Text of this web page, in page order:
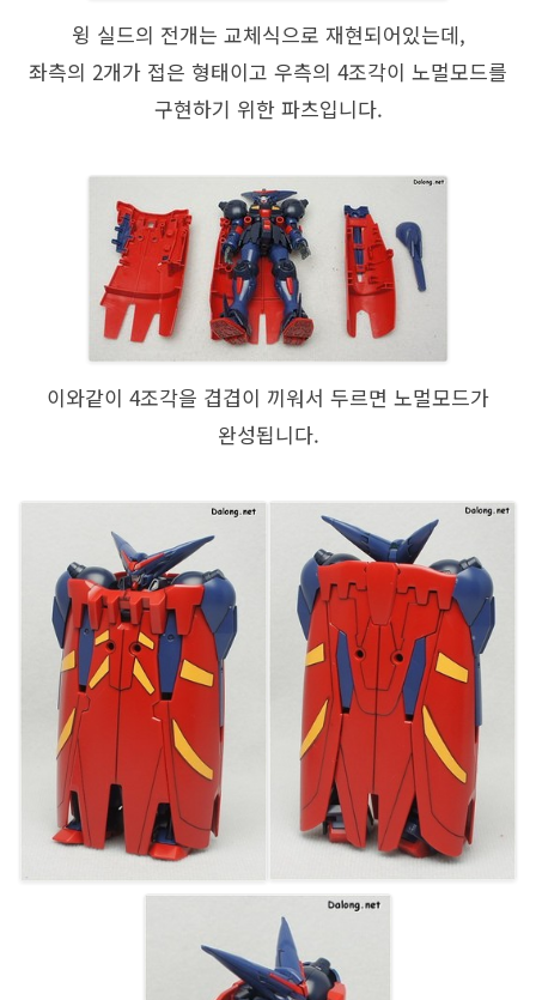
윙 실드의 전개는 교체식으로 재현되어있는데,
좌측의 2개가 접은 형태이고 우측의 4조각이 노멀모드를
구현하기 위한 파츠입니다.
이와같이 4조각을 겹겹이 끼워서 두르면 노멀모드가
완성됩니다.